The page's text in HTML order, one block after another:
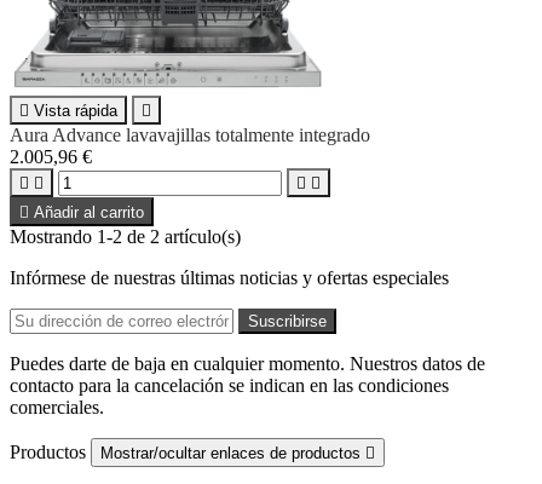
 Vista rápida 
Aura Advance lavavajillas totalmente integrado
2.005,96 €
   
 Añadir al carrito
Mostrando 1-2 de 2 artículo(s)
Infórmese de nuestras últimas noticias y ofertas especiales
Puedes darte de baja en cualquier momento. Nuestros datos de
contacto para la cancelación se indican en las condiciones
comerciales.
Productos Mostrar/ocultar enlaces de productos 